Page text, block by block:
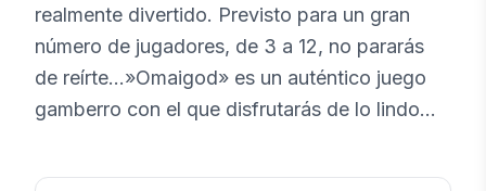
realmente divertido. Previsto para un gran
número de jugadores, de 3 a 12, no pararás
de reírte…»Omaigod» es un auténtico juego
gamberro con el que disfrutarás de lo lindo
pregunta cogiendo una de las tarjetas